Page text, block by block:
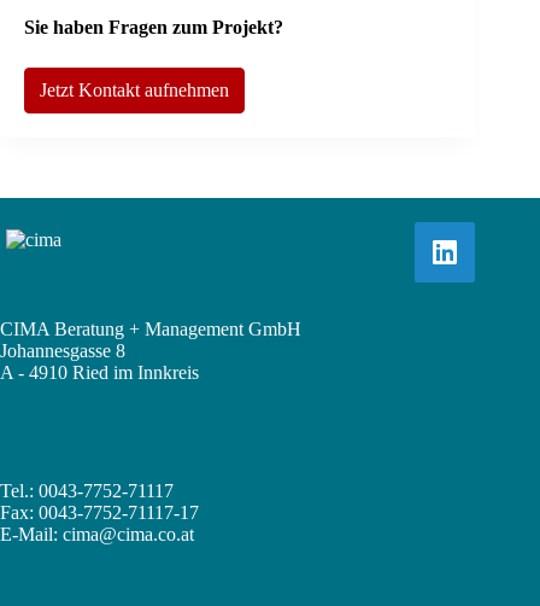
Sie haben Fragen zum Projekt?
Jetzt Kontakt aufnehmen
CIMA Beratung + Management GmbH
Johannesgasse 8
A - 4910 Ried im Innkreis
Tel.: 0043-7752-71117
Fax: 0043-7752-71117-17
E-Mail: cima@cima.co.at